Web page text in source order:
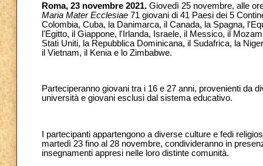
Roma, 23 novembre 2021. Giovedì 25 novembre, alle
Maria Mater Ecclesiae 71 giovani di 41 Paesi dei 5
Colombia, Cuba, la Danimarca, il Canada, la Spagna,
l'Egitto, il Giappone, l'Irlanda, Israele, il Messico, il
Stati Uniti, la Repubblica Dominicana, il Sudafrica, la
il Vietnam, il Kenia e lo Zimbabwe.
Parteciperanno giovani tra i 16 e 27 anni, provenienti da
università e giovani esclusi dal sistema educativo.
I partecipanti appartengono a diverse culture e fedi
martedì 23 fino al 28 novembre, condivideranno in
insegnamenti appresi nelle loro distinte comunità.